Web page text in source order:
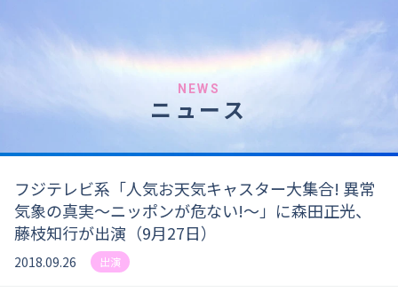
NEWS
ニュース
フジテレビ系「人気お天気キャスター大集合! 異常
気象の真実～ニッポンが危ない!～」に森田正光、
藤枝知行が出演（9月27日）
2018.09.26 出演